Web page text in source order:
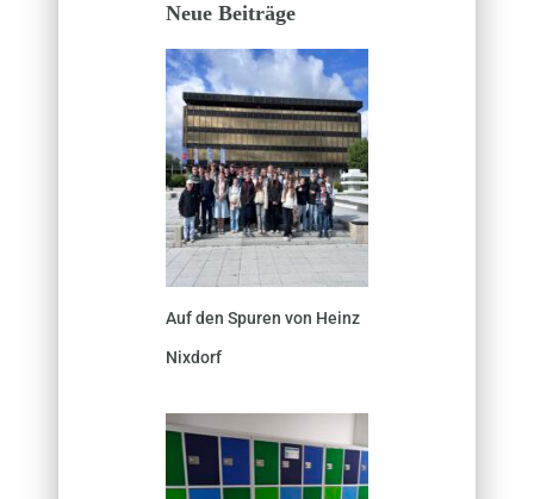
Neue Beiträge
Auf den Spuren von Heinz
Nixdorf